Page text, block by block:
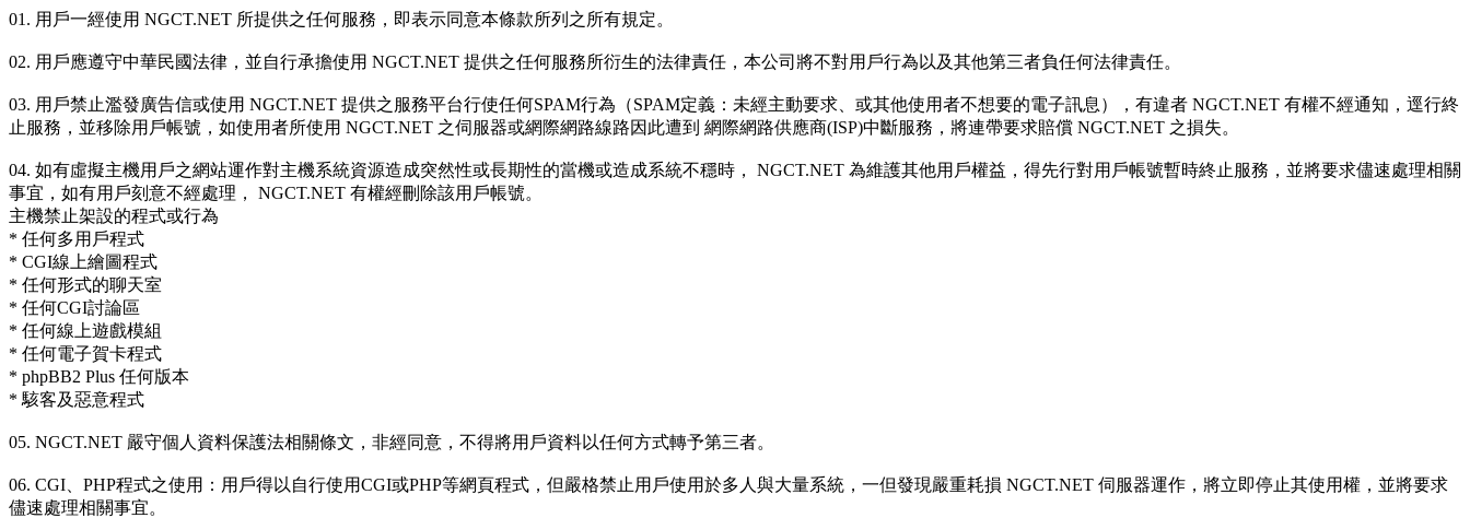
01. 用戶一經使用 NGCT.NET 所提供之任何服務，即表示同意本條款所列之所有規定。
02. 用戶應遵守中華民國法律，並自行承擔使用 NGCT.NET 提供之任何服務所衍生的法律責任，本公司將不對用戶行為以及其他第三者負任何法律責任。
03. 用戶禁止濫發廣告信或使用 NGCT.NET 提供之服務平台行使任何SPAM行為（SPAM定義：未經主動要求、或其他使用者不想要的電子訊息），有違者 NGCT.NET 有權不經通知，逕行終
止服務，並移除用戶帳號，如使用者所使用 NGCT.NET 之伺服器或網際網路線路因此遭到 網際網路供應商(ISP)中斷服務，將連帶要求賠償 NGCT.NET 之損失。
04. 如有虛擬主機用戶之網站運作對主機系統資源造成突然性或長期性的當機或造成系統不穩時， NGCT.NET 為維護其他用戶權益，得先行對用戶帳號暫時終止服務，並將要求儘速處理相關
事宜，如有用戶刻意不經處理， NGCT.NET 有權經刪除該用戶帳號。
主機禁止架設的程式或行為
* 任何多用戶程式
* CGI線上繪圖程式
* 任何形式的聊天室
* 任何CGI討論區
* 任何線上遊戲模組
* 任何電子賀卡程式
* phpBB2 Plus 任何版本
* 駭客及惡意程式
05. NGCT.NET 嚴守個人資料保護法相關條文，非經同意，不得將用戶資料以任何方式轉予第三者。
06. CGI、PHP程式之使用：用戶得以自行使用CGI或PHP等網頁程式，但嚴格禁止用戶使用於多人與大量系統，一但發現嚴重耗損 NGCT.NET 伺服器運作，將立即停止其使用權，並將要求
儘速處理相關事宜。